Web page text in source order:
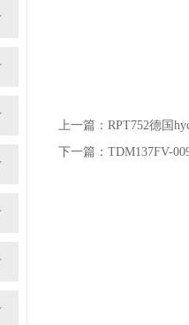
上一篇： RPT752德国
下一篇： TDM137FV-